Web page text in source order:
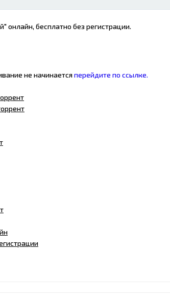
онлайн, бесплатно без регистрации.
не начинаетсяперейдите по ссылке.